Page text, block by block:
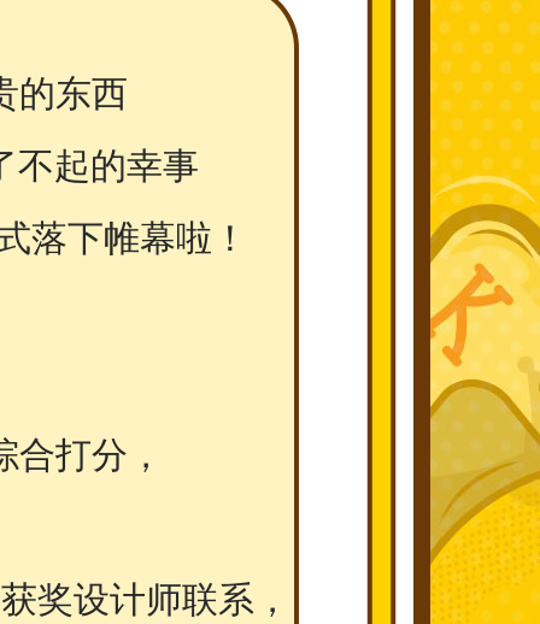
的东西
不起的幸事
落下帷幕啦！
打分，
奖设计师联系，